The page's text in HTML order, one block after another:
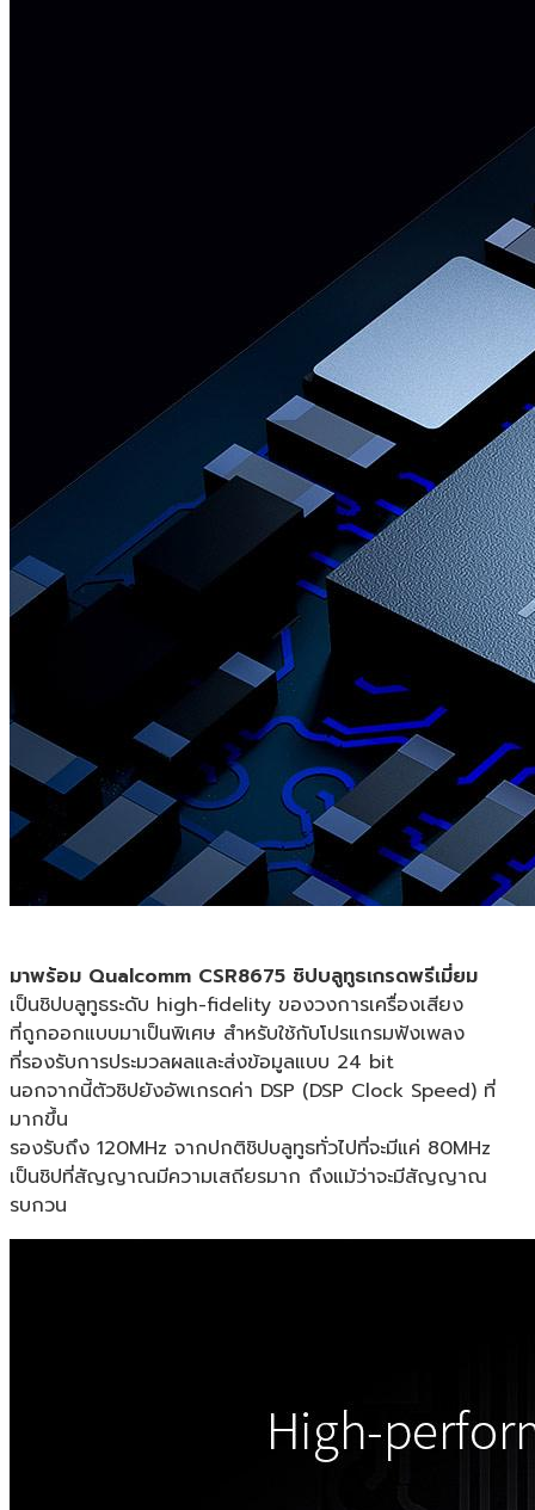
มาพร้อม Qualcomm CSR8675 ชิปบลูทูธเกรดพรีเมี่ยม
เป็นชิปบลูทูธระดับ high-fidelity ของวงการเครื่องเสียง
ที่ถูกออกแบบมาเป็นพิเศษ สำหรับใช้กับโปรแกรมฟังเพลง
ที่รองรับการประมวลผลและส่งข้อมูลแบบ 24 bit
นอกจากนี้ตัวชิปยังอัพเกรดค่า DSP (DSP Clock Speed) ที่
มากขึ้น
รองรับถึง 120MHz จากปกติชิปบลูทูธทั่วไปที่จะมีแค่ 80MHz
เป็นชิปที่สัญญาณมีความเสถียรมาก ถึงแม้ว่าจะมีสัญญาณ
รบกวน